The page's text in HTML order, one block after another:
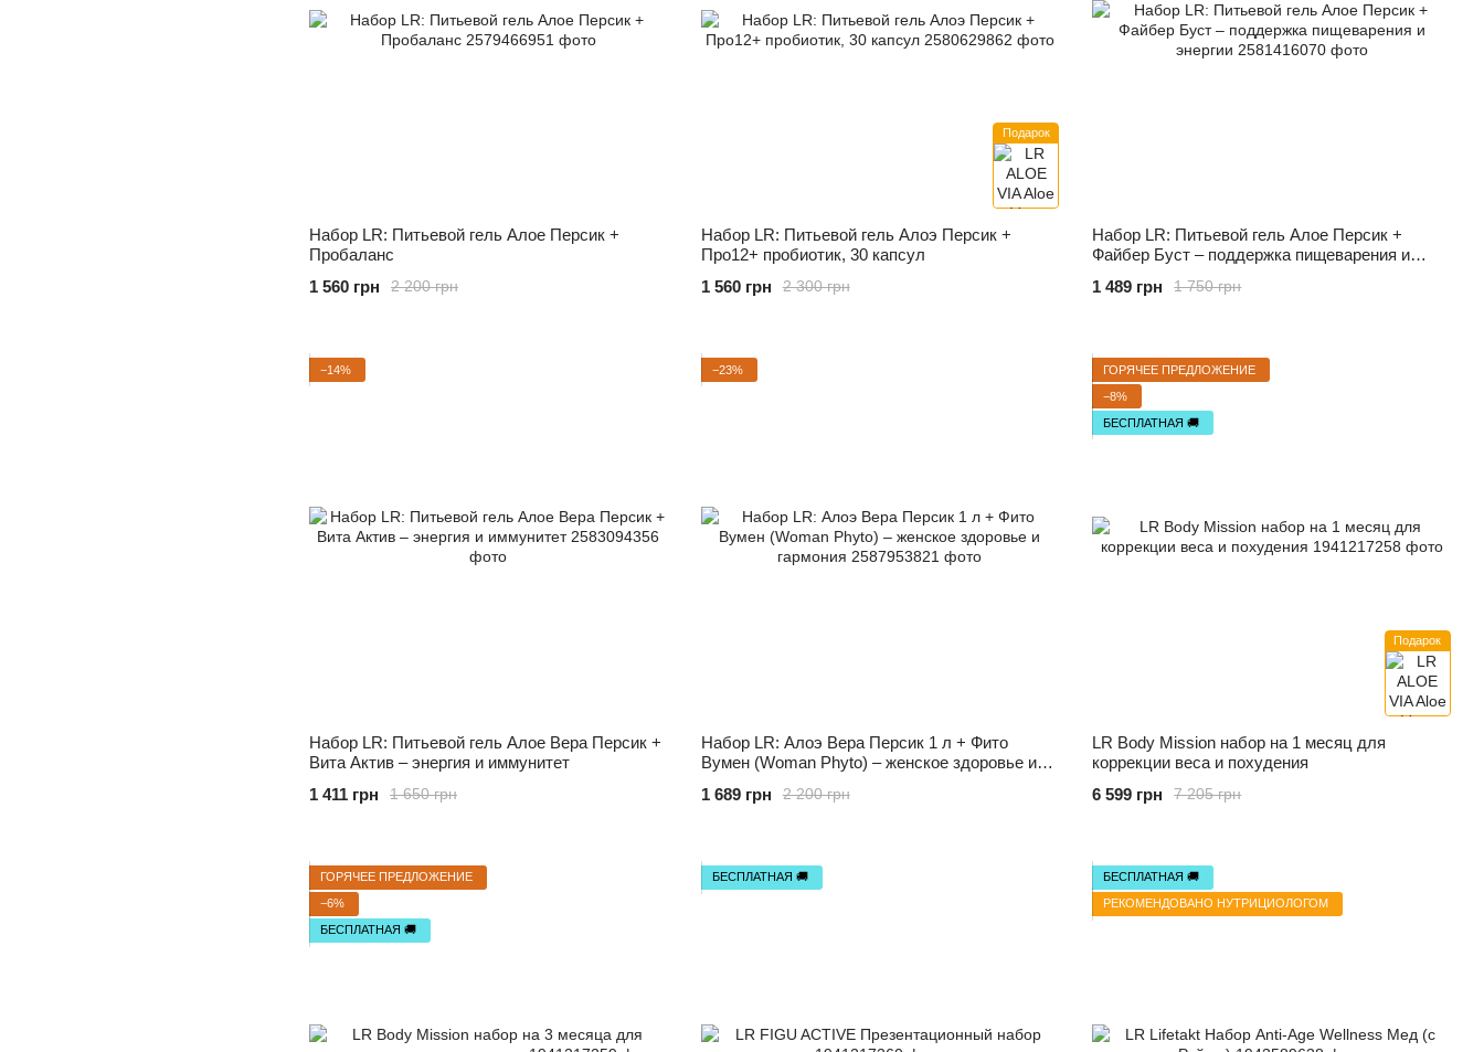
Набор LR: Питьевой гель Алое Персик +
Пробаланс
2 200 грн
1 560 грн
Подарок
Набор LR: Питьевой гель Алоэ Персик +
Про12+ пробиотик, 30 капсул
2 300 грн
1 560 грн
Набор LR: Питьевой гель Алое Персик +
Файбер Буст – поддержка пищеварения и
1 750 грн
1 489 грн
−14%
Набор LR: Питьевой гель Алое Вера Персик +
Вита Актив – энергия и иммунитет
1 650 грн
1 411 грн
−23%
Набор LR: Алоэ Вера Персик 1 л + Фито
Вумен (Woman Phyto) – женское здоровье и
2 200 грн
1 689 грн
Подарок
ГОРЯЧЕЕ ПРЕДЛОЖЕНИЕ
−8%
БЕСПЛАТНАЯ 🚚
LR Body Mission набор на 1 месяц для
коррекции веса и похудения
7 205 грн
6 599 грн
ГОРЯЧЕЕ ПРЕДЛОЖЕНИЕ
−6%
БЕСПЛАТНАЯ 🚚
БЕСПЛАТНАЯ 🚚
БЕСПЛАТНАЯ 🚚
РЕКОМЕНДОВАНО НУТРИЦИОЛОГОМ